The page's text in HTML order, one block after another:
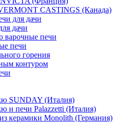
CASTINGS (Канада)
для дачи
дачи
варочные печи
печи
горения
контуром
SUNDAY (Италия)
и печи Palazzetti (Италия)
керамики Monolith (Германия)